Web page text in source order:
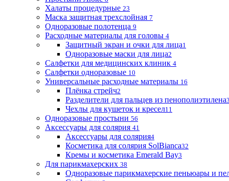
Халаты процедурные 23
Маска защитная трехслойная 7
Одноразовые полотенца 9
Расходные материалы для головы 4
Защитный экран и очки для лица1
Одноразовые маски для лица2
Салфетки для медицинских клиник 4
Салфетки одноразовые 10
Универсальные расходные материалы 16
Плёнка стрейч2
Разделители для пальцев из пенополиэтилена3
Чехлы для кушеток и кресел11
Одноразовые простыни 56
Аксессуары для солярия 41
Аксессуары для солярия4
Косметика для солярия SolBianca32
Кремы и косметика Emerald Bay3
Для парикмахерских 38
Одноразовые парикмахерские пеньюары и